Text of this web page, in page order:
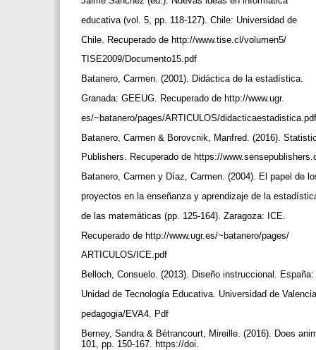
educativa (vol. 5, pp. 118-127). Chile: Universidad de
Chile. Recuperado de http://www.tise.cl/volumen5/
TISE2009/Documento15.pdf
Batanero, Carmen. (2001). Didáctica de la estadística.
Granada: GEEUG. Recuperado de http://www.ugr.
es/~batanero/pages/ARTICULOS/
Batanero, Carmen & Borovcnik, Manfred. (2016).
Publishers. Recuperado de https://
Batanero, Carmen y Díaz, Carmen. (2004). El papel de
proyectos en la enseñanza y aprendizaje de la
de las matemáticas (pp. 125-164). Zaragoza: ICE.
Recuperado de http://www.ugr.es/~batanero/pages/
ARTICULOS/ICE.pdf
Belloch, Consuelo. (2013). Diseño instruccional. España:
Unidad de Tecnología Educativa. Universidad de
pedagogia/EVA4. Pdf
Berney, Sandra & Bétrancourt, Mireille. (2016). Does
101, pp. 150-167. https://doi.